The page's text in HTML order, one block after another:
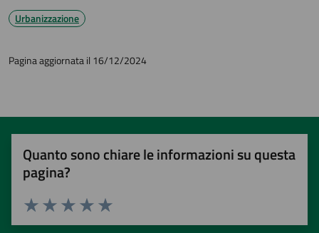
Urbanizzazione
Pagina aggiornata il 16/12/2024
Quanto sono chiare le informazioni su questa
pagina?
Valuta 5 stelle su 5
Valuta 4 stelle su 5
Valuta 3 stelle su 5
Valuta 2 stelle su 5
Valuta 1 stelle su 5